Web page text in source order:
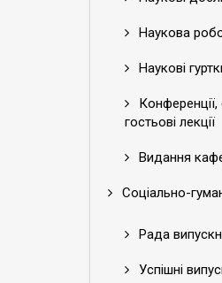
Наукова
Наукові
Конференції,
гостьові лекції
Видання
Соціально-
Рада
Успішні